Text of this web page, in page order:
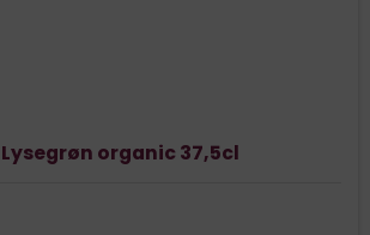
organic 37,5cl